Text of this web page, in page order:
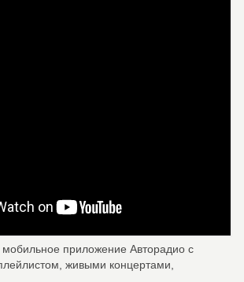
приложение Авторадио с
живыми концертами,